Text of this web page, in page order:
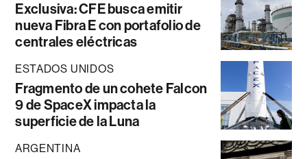
Exclusiva: CFE busca emitir
nueva Fibra E con portafolio de
centrales eléctricas
ESTADOS UNIDOS
Fragmento de un cohete Falcon
9 de SpaceX impacta la
superficie de la Luna
ARGENTINA